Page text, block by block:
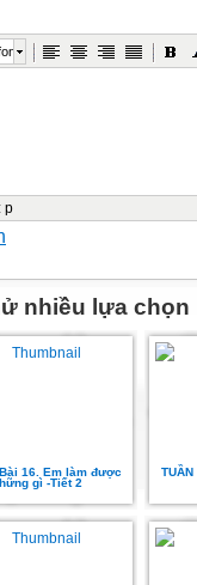
: p
nhiều lựa chọn
16. Em làm được
gì -Tiết 2
TUẦN